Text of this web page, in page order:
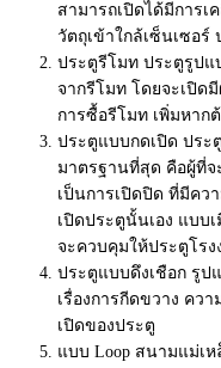
สามารถเปิดได้มีการเ
วัตถุเข้าใกล้เซ็นเซอร์
ประตูรีโมท ประตูรูปแ
จากรีโมท โดยจะเปิด
การซื้อรีโมท เพิ่มหาก
ประตูแบบกดเปิด ประ
มาตรฐานที่สุด คือผู้ที่จ
เป็นการเปิดปิด ที่มีคว
เปิดประตูนั้นเอง แบบ
จะควบคุมให้ประตูโรง
ประตูแบบดึงเชือก รูป
เรื่องการกีดขวาง คว
เปิดของประตู
แบบ Loop สนามแม่เ